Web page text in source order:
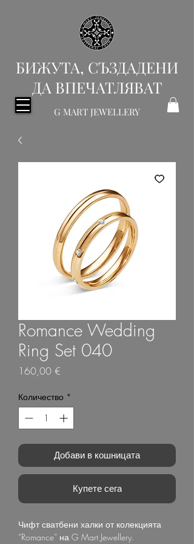
БИЖУТА, СЪЗДАДЕНИ
ДА ВПЕЧАТЛЯВАТ
G MART JEWELLERY
Romance Wedding
Ring Set 040
160,00 €
Количество *
Добави в кошницата
Купете сега
Чифт сватбени халки от колекцията
“Romance” на G Mart Jewellery.